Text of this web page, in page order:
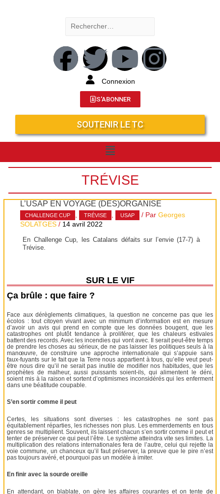
Connexion
S'ABONNER
SOUTENIR LE TC
TRÉVISE
L’USAP EN VOYAGE (DÉS)ORGANISÉ
CHALLENGE CUP , TRÉVISE , USAP / ParGeorges
SOLATGES / 14 avril 2022
En Challenge Cup, les Catalans défaits sur l’envie (17-7) à
Trévise.
SUR LE VIF
Ça brûle : que faire ?
Face aux dérèglements climatiques, la question ne concerne pas que les
écolos : tout citoyen vivant avec un minimum d’information est en mesure
d’avoir un avis qui prend en compte que les données bougent, que les
catastrophes ont plutôt tendance à proliférer, que les chaleurs estivales
battent des records. Avec les incendies qui vont avec. Il serait peut-être temps
de prendre les choses au sérieux, de ne pas laisser les politiques seuls à la
manœuvre, de construire une approche internationale qui s’appuie sans
faux-fuyants sur le fait que la Terre nous appartient à tous, qu’elle veut peut-
être nous dire qu’il ne serait pas inutile de modifier nos habitudes, que les
prophètes de malheur, aussi puissants soient-ils, qui alimentent le déni,
soient mis à la raison et sortent d’optimismes inconsidérés qui les enferment
dans une béatitude coupable.
S’en sortir comme il peut
Certes, les situations sont diverses : les catastrophes ne sont pas
équitablement réparties, les richesses non plus. Les emmerdements en tous
genres se multiplient. Souvent, ils laissent chacun s’en sortir comme il peut et
tenter de préserver ce qui peut l’être. Le système atteindra vite ses limites. La
multiplication des relations internationales fera de l’autre, celui qui rejette la
voie commune, un chanceux qu’il faut préserver, la preuve que le pire n’est
pas toujours avéré, et pourquoi pas un modèle à imiter.
En finir avec la sourde oreille
En attendant, on blablate, on gère les affaires courantes et on tente de